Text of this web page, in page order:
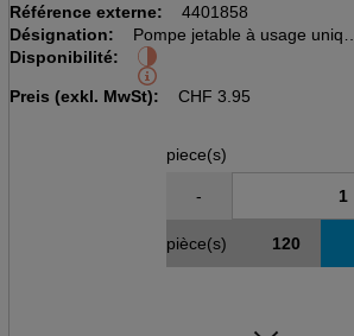
Référence externe:
4401858
Désignation:
Pompe jetable à usage unique
pour ingo-man plus donateurs
pour 1000ml IMP T
Disponibilité:
Preis (exkl. MwSt): CHF 3.95
piece(s)
-
pièce(s)